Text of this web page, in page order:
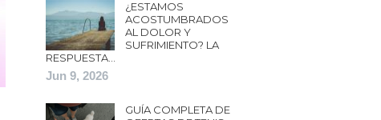
¿ESTAMOS
ACOSTUMBRADOS
AL DOLOR Y
SUFRIMIENTO? LA
RESPUESTA…
Jun 9, 2026
GUÍA COMPLETA DE